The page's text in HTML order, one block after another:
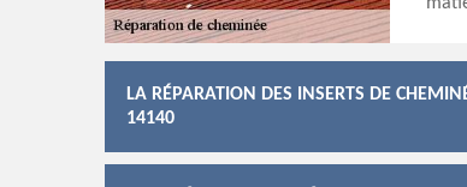
LA RÉPARATION DES INSERTS DE
14140